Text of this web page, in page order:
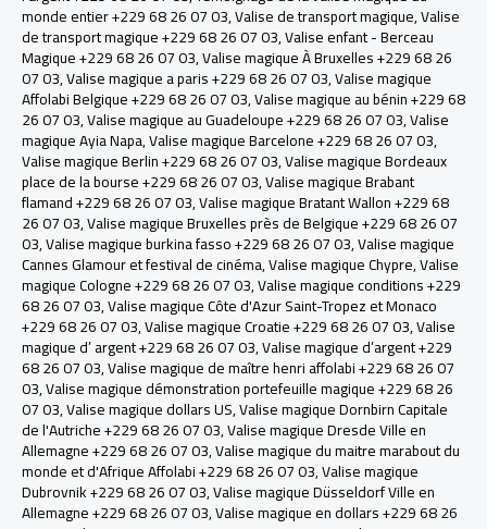
monde entier +229 68 26 07 03,Valise de transport magique,Valise
de transport magique +229 68 26 07 03,Valise enfant - Berceau
Magique +229 68 26 07 03,Valise magique À Bruxelles +229 68 26
07 03,Valise magique a paris +229 68 26 07 03,Valise magique
Affolabi Belgique +229 68 26 07 03,Valise magique au bénin +229 68
26 07 03,Valise magique au Guadeloupe +229 68 26 07 03,Valise
magique Ayia Napa,Valise magique Barcelone +229 68 26 07 03,
Valise magique Berlin +229 68 26 07 03,Valise magique Bordeaux
place de la bourse +229 68 26 07 03,Valise magique Brabant
flamand +229 68 26 07 03,Valise magique Bratant Wallon +229 68
26 07 03,Valise magique Bruxelles près de Belgique +229 68 26 07
03,Valise magique burkina fasso +229 68 26 07 03,Valise magique
Cannes Glamour et festival de cinéma,Valise magique Chypre,Valise
magique Cologne +229 68 26 07 03,Valise magique conditions +229
68 26 07 03,Valise magique Côte d'Azur Saint-Tropez et Monaco
+229 68 26 07 03,Valise magique Croatie +229 68 26 07 03,Valise
magique d’ argent +229 68 26 07 03,Valise magique d’argent +229
68 26 07 03,Valise magique de maître henri affolabi +229 68 26 07
03,Valise magique démonstration portefeuille magique +229 68 26
07 03,Valise magique dollars US,Valise magique Dornbirn Capitale
de l'Autriche +229 68 26 07 03,Valise magique Dresde Ville en
Allemagne +229 68 26 07 03,Valise magique du maitre marabout du
monde et d'Afrique Affolabi +229 68 26 07 03,Valise magique
Dubrovnik +229 68 26 07 03,Valise magique Düsseldorf Ville en
Allemagne +229 68 26 07 03,Valise magique en dollars +229 68 26